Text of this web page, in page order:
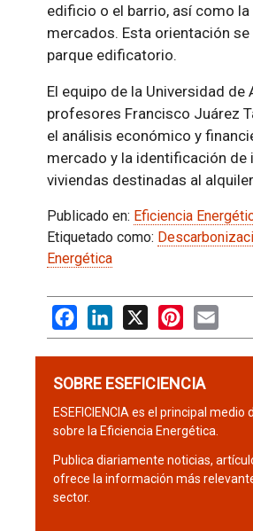
edificio o el barrio, así como
mercados. Esta orientación
parque edificatorio.
El equipo de la Universidad
profesores Francisco Juárez
el análisis económico y
mercado y la identificación
viviendas destinadas al
Publicado en: Eficiencia
Etiquetado como:
Energética
FacebookLinkedIn
X PinterestEmail
SOBRE ESEFICIENCIA
ESEFICIENCIA es el principal
sobre la Eficiencia Energética.
Publica diariamente noticias,
ofrece la información más
sector.